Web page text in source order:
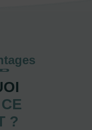
CE
?